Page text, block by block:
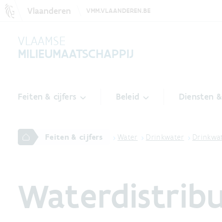
Vlaanderen VMM.VLAANDEREN.BE
VLAAMSE
MILIEUMAATSCHAPPIJ
Feiten & cijfers Beleid Diensten
Feiten & cijfers Water Drinkwater